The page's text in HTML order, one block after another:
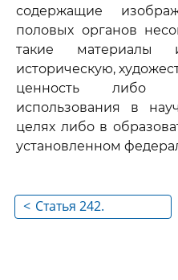
содержащие
половых органов
такие
историческую,
ценность либо
использования в
целях либо в
установленном
< Статья 242.